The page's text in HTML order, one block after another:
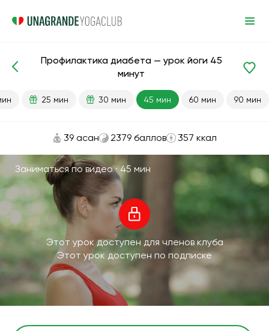
Диабет
Профилактика диабета — урок йоги 45
минут
25 мин 30 мин 45 мин 60 мин 90 мин
39 асан 2379 баллов 357 ккал
Заниматься по видео ·45 мин
Этот урок доступен для членов клуба
Этот урок доступен по подписке